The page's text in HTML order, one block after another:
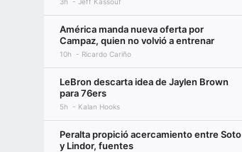
América manda nueva oferta por
Campaz, quien no volvió a entrenar
10h Ricardo Cariño
LeBron descarta idea de Jaylen Brown
para 76ers
5h Kalan Hooks
Peralta propició acercamiento entre Soto
y Lindor, fuentes